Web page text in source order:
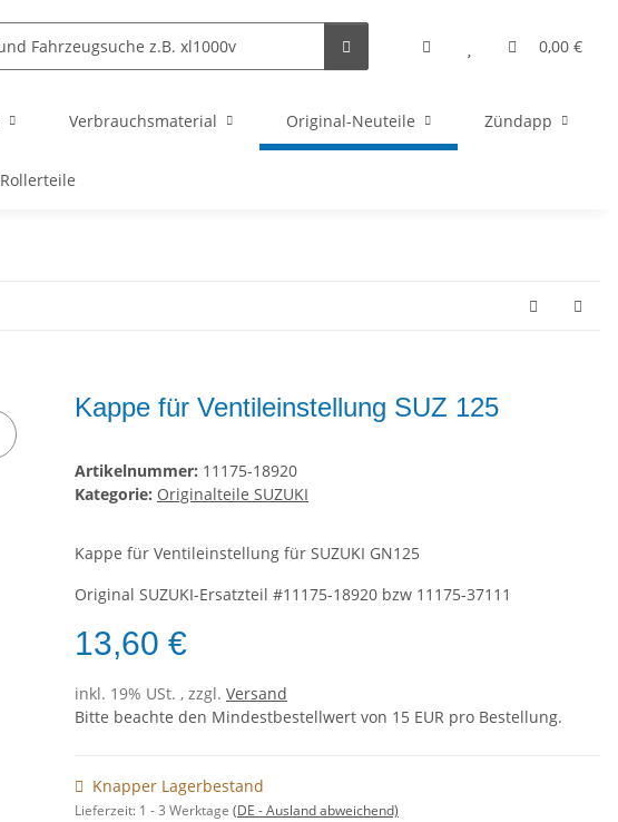
0,00 €
Verbrauchsmaterial Original-Neuteile Zündapp
Rollerteile
Kappe für Ventileinstellung SUZ 125
Artikelnummer: 11175-18920
Kategorie: Originalteile SUZUKI
Kappe für Ventileinstellung für SUZUKI GN125
Original SUZUKI-Ersatzteil #11175-18920 bzw 11175-37111
13,60 €
inkl. 19% USt. , zzgl. Versand
Bitte beachte den Mindestbestellwert von 15 EUR pro Bestellung.
Knapper Lagerbestand
Lieferzeit: 1 - 3 Werktage (DE - Ausland abweichend)